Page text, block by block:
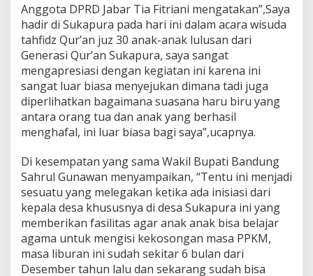
Anggota DPRD Jabar Tia Fitriani mengatakan”,Saya
hadir di Sukapura pada hari ini dalam acara wisuda
tahfidz Qur’an juz 30 anak-anak lulusan dari
Generasi Qur’an Sukapura, saya sangat
mengapresiasi dengan kegiatan ini karena ini
sangat luar biasa menyejukan dimana tadi juga
diperlihatkan bagaimana suasana haru biru yang
antara orang tua dan anak yang berhasil
menghafal, ini luar biasa bagi saya”,ucapnya.
Di kesempatan yang sama Wakil Bupati Bandung
Sahrul Gunawan menyampaikan, “Tentu ini menjadi
sesuatu yang melegakan ketika ada inisiasi dari
kepala desa khususnya di desa Sukapura ini yang
memberikan fasilitas agar anak anak bisa belajar
agama untuk mengisi kekosongan masa PPKM,
masa liburan ini sudah sekitar 6 bulan dari
Desember tahun lalu dan sekarang sudah bisa